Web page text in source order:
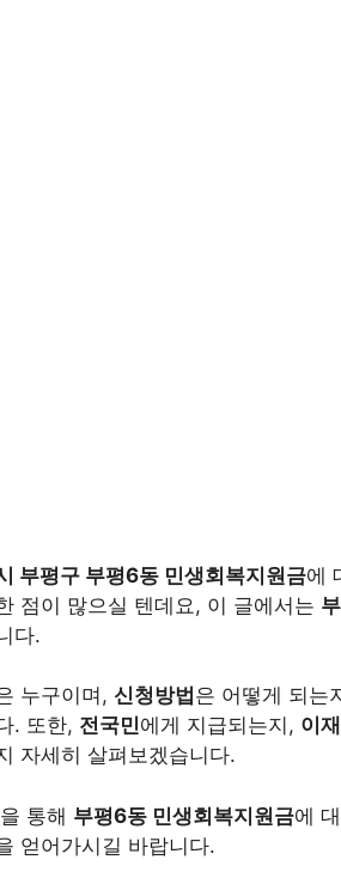
부평구 부평6동 민생회복지원금에
점이 많으실 텐데요, 이 글에서는
다.
누구이며, 신청방법 은 어떻게 되는
. 또한, 전국민에게 지급되는지, 이
자세히 살펴보겠습니다.
통해 부평6동 민생회복지원금에
얻어가시길 바랍니다.